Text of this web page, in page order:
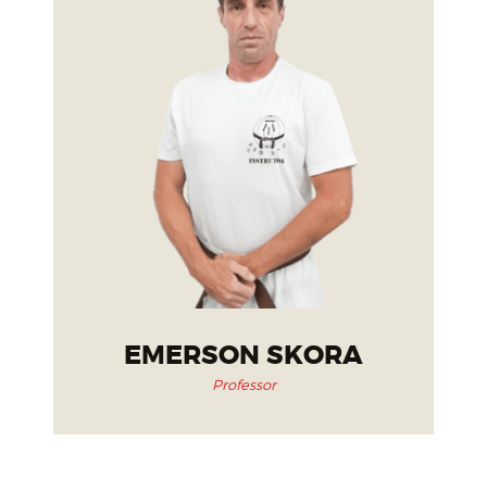
EMERSON SKORA
Professor